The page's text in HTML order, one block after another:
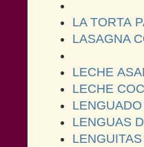
LA TORTA
LASAGNA
LECHE
LECHE
LENGUAS